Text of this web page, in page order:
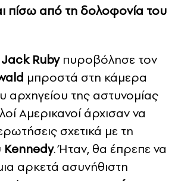
πίσω από τη δολοφονία του
Jack Rubyπυροβόλησε τον
μπροστά στη κάμερα
αρχηγείου της αστυνομίας
Αμερικανοί άρχισαν να
σχετικά με τη
Kennedy. Ήταν, θα έπρεπε να
αρκετά ασυνήθιστη